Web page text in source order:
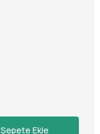
Sepete Ekle